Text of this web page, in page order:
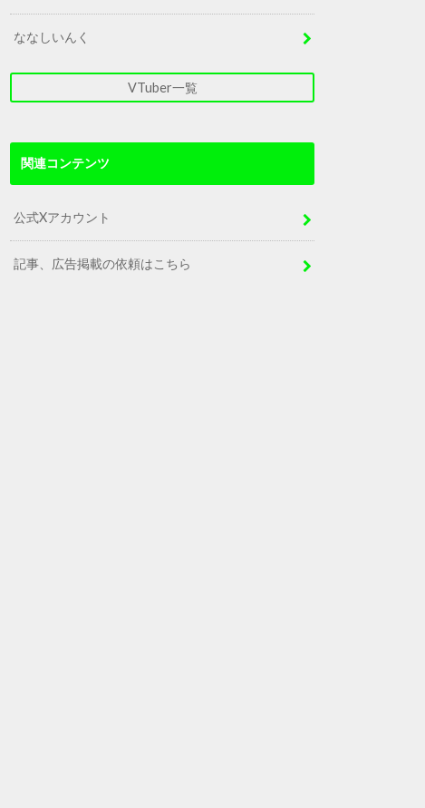
ななしいんく
VTuber一覧
関連コンテンツ
公式Xアカウント
記事、広告掲載の依頼はこちら